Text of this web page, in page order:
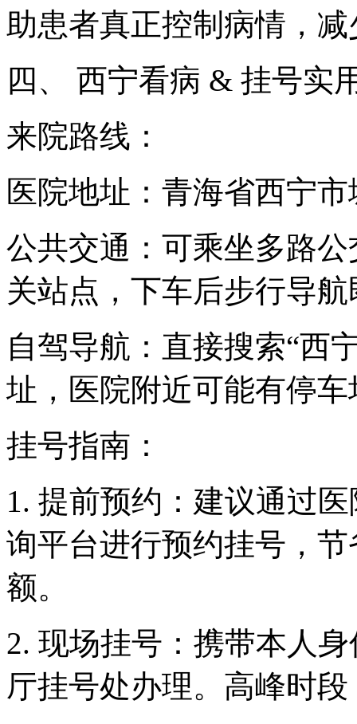
助患者真正控制病情，
四、 西宁看病 & 挂号实
来院路线：
医院地址：青海省西宁
公共交通：可乘坐多路公
关站点，下车后步行导
自驾导航：直接搜索“西
址，医院附近可能有停
挂号指南：
1. 提前预约：建议通过
询平台进行预约挂号，
额。
2. 现场挂号：携带本人
厅挂号处办理。高峰时